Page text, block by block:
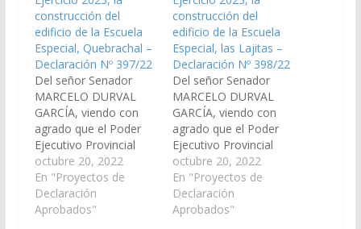
construcción del
edificio de la Escuela
Especial, Quebrachal –
Declaración Nº 397/22
Del señor Senador
MARCELO DURVAL
GARCÍA, viendo con
agrado que el Poder
Ejecutivo Provincial
incluya en el Plan de
Obras Públicas del
Presupuesto General
de la Provincia
octubre 20, 2022
En "Proyectos de
Declaración
Aprobados"
construcción del
edificio de la Escuela
Especial, las Lajitas –
Declaración Nº 398/22
Del señor Senador
MARCELO DURVAL
GARCÍA, viendo con
agrado que el Poder
Ejecutivo Provincial
incluya en el Plan de
Obras Públicas del
Presupuesto General
de la Provincia
octubre 20, 2022
En "Proyectos de
Declaración
Aprobados"